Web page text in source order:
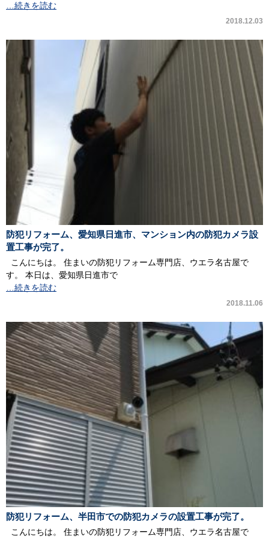
…続きを読む
2018.12.03
防犯リフォーム、愛知県日進市、マンション内の防犯カメラ設
置工事が完了。
こんにちは。 住まいの防犯リフォーム専門店、ウエラ名古屋で
す。 本日は、愛知県日進市で
…続きを読む
2018.11.06
防犯リフォーム、半田市での防犯カメラの設置工事が完了。
こんにちは。 住まいの防犯リフォーム専門店、ウエラ名古屋で